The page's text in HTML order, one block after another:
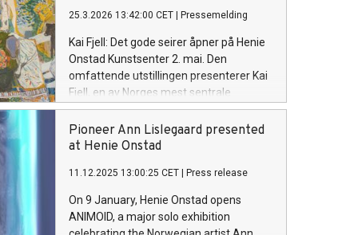
kunstnerskap til nå, med sentrale verk
fra karrieren og nye glasskulpturer laget
spesielt for denne utstillingen.
25.3.2026 13:42:00 CET Pressemelding
Kai Fjell: Det gode seirer åpner på Henie
Onstad Kunstsenter 2. mai. Den
omfattende utstillingen presenterer Kai
Fjell, en av Norges mest sentrale
modernister, og viser bredden i et rikt
kunstnerskap som spenner fra maleri og
tegning til scenografi og kunst i
Pioneer Ann Lislegaard presented
at Henie Onstad
11.12.2025 13:00:25 CET Press release
On 9 January, Henie Onstad opens
ANIMOID, a major solo exhibition